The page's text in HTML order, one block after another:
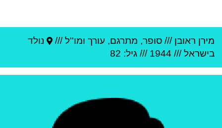
מירן ראובן /// סופר, מתרגם, עורך ומו''ל ///
נולד
בישראל///
1944 /// גיל: 82